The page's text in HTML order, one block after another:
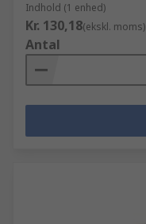
Indhold (1 enhed)
Kr. 130,18(ekskl. moms)
Antal